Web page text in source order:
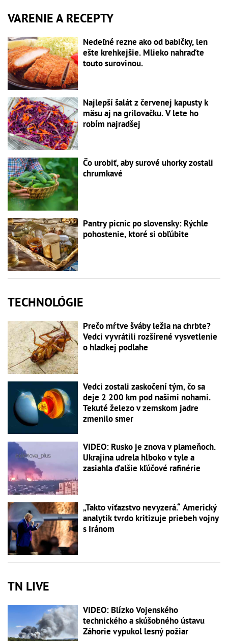
VARENIE A RECEPTY
Nedeľné rezne ako od babičky, len
ešte krehkejšie. Mlieko nahraďte
touto surovinou.
Najlepší šalát z červenej kapusty k
mäsu aj na grilovačku. V lete ho
robím najradšej
Čo urobiť, aby surové uhorky zostali
chrumkavé
Pantry picnic po slovensky: Rýchle
pohostenie, ktoré si obľúbite
TECHNOLÓGIE
Prečo mŕtve šváby ležia na chrbte?
Vedci vyvrátili rozšírené vysvetlenie
o hladkej podlahe
Vedci zostali zaskočení tým, čo sa
deje 2 200 km pod našimi nohami.
Tekuté železo v zemskom jadre
zmenilo smer
VIDEO: Rusko je znova v plameňoch.
Ukrajina udrela hlboko v tyle a
zasiahla ďalšie kľúčové rafinérie
„Takto víťazstvo nevyzerá.“ Americký
analytik tvrdo kritizuje priebeh vojny
s Iránom
TN LIVE
VIDEO: Blízko Vojenského
technického a skúšobného ústavu
Záhorie vypukol lesný požiar